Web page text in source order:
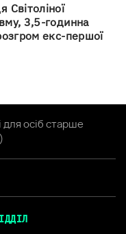
Світоліної
3,5-годинна
екс-першої
для осіб старше